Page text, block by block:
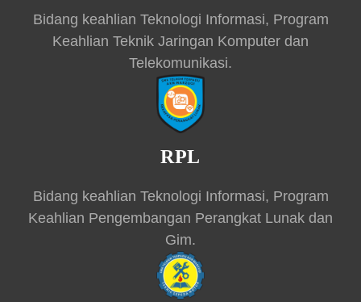
Bidang keahlian Teknologi Informasi, Program
Keahlian Teknik Jaringan Komputer dan
Telekomunikasi.
RPL
Bidang keahlian Teknologi Informasi, Program
Keahlian Pengembangan Perangkat Lunak dan
Gim.